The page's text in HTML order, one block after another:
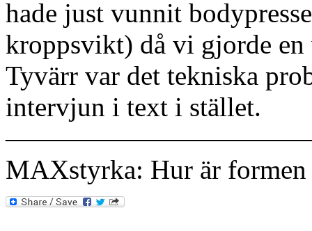
hade just vunnit
kroppsvikt) då vi gjorde
Tyvärr var det tekniska
intervjun i text i stället.
MAXstyrka: Hur är